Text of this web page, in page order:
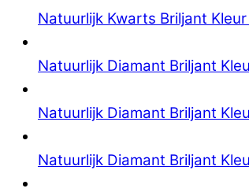
Natuurlijk Kwarts Briljant
Natuurlijk Diamant Briljant
Natuurlijk Diamant Briljant
Natuurlijk Diamant Briljant